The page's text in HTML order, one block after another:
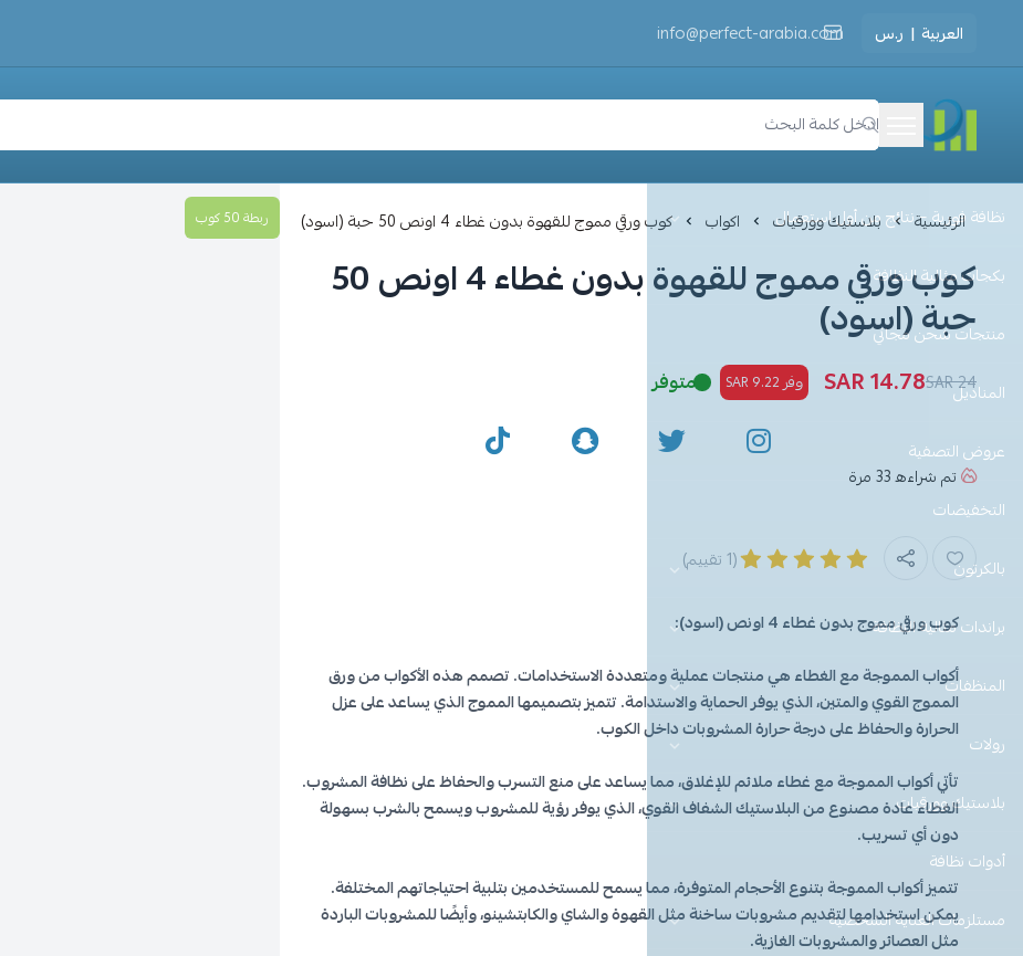
العربية | ر.س info@perfect-arabia.com
مثالية النظافة
نظافة فورية – نتائج من أول استعمال
بكجات مثالية النظافة
منتجات شحن مجاني
المناديل
عروض التصفية
التخفيضات
بالكرتون
براندات مثالية النظافة
المنظفات
رولات
بلاستيك وورقيات
أدوات نظافة
مستلزمات العنايه الشخصية
الرئيسية بلاستيك وورقيات اكواب كوب ورقي مموج للقهوة بدون غطاء 4 اونص 50 حبة (اسود)
كوب ورقي مموج للقهوة بدون غطاء 4 اونص 50
حبة (اسود)
24 SAR
14.78 SAR وفر 9.22 SAR متوفر
تم شراءه33مرة
(1 تقييم)
كوب ورقي مموج بدون غطاء 4 اونص (اسود):
أكواب المموجة مع الغطاء هي منتجات عملية ومتعددة الاستخدامات. تصمم هذه الأكواب من ورق
المموج القوي والمتين، الذي يوفر الحماية والاستدامة. تتميز بتصميمها المموج الذي يساعد على عزل
الحرارة والحفاظ على درجة حرارة المشروبات داخل الكوب.
تأتي أكواب المموجة مع غطاء ملائم للإغلاق، مما يساعد على منع التسرب والحفاظ على نظافة المشروب.
الغطاء عادة مصنوع من البلاستيك الشفاف القوي، الذي يوفر رؤية للمشروب ويسمح بالشرب بسهولة
دون أي تسريب.
تتميز أكواب المموجة بتنوع الأحجام المتوفرة، مما يسمح للمستخدمين بتلبية احتياجاتهم المختلفة.
يمكن استخدامها لتقديم مشروبات ساخنة مثل القهوة والشاي والكابتشينو، وأيضًا للمشروبات الباردة
مثل العصائر والمشروبات الغازية.
ربطة 50 كوب